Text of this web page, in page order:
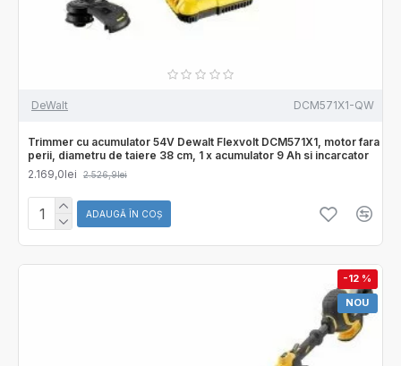
DeWalt DCM571X1-QW
Trimmer cu acumulator 54V Dewalt Flexvolt DCM571X1, motor fara
perii, diametru de taiere 38 cm, 1 x acumulator 9 Ah si incarcator
2.169,0lei
2.526,9lei
ADAUGĂ ÎN COŞ
NOU
-12 %